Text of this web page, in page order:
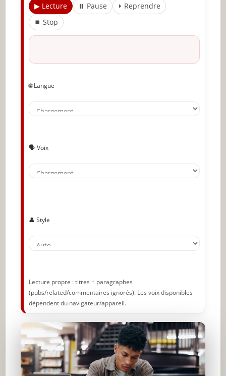
▶ Lecture ⏸ Pause
⏵ Reprendre
⏹ Stop
🌐 Langue
🗣️ Voix
👤 Style
Lecture propre : titres + paragraphes
(pubs/related/commentaires ignorés). Les voix disponibles
dépendent du navigateur/appareil.